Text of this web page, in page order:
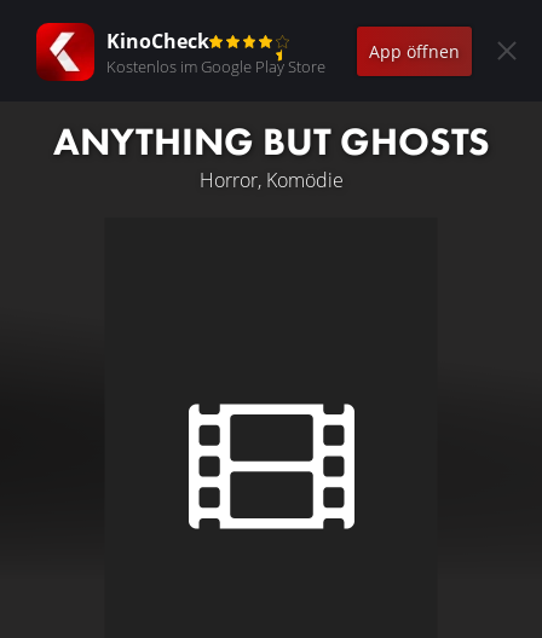
KinoCheck
Kostenlos im Google Play Store
App öffnen
ANYTHING BUT GHOSTS
Horror, Komödie